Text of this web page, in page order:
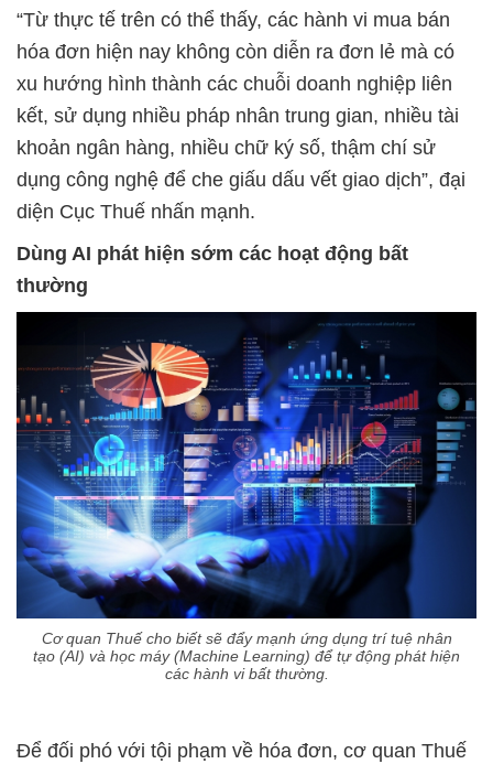
“Từ thực tế trên có thể thấy, các hành vi mua bán
hóa đơn hiện nay không còn diễn ra đơn lẻ mà có
xu hướng hình thành các chuỗi doanh nghiệp liên
kết, sử dụng nhiều pháp nhân trung gian, nhiều tài
khoản ngân hàng, nhiều chữ ký số, thậm chí sử
dụng công nghệ để che giấu dấu vết giao dịch”, đại
diện Cục Thuế nhấn mạnh.
Dùng AI phát hiện sớm các hoạt động bất
thường
Cơ quan Thuế cho biết sẽ đẩy mạnh ứng dụng trí tuệ nhân
tạo (AI) và học máy (Machine Learning) để tự động phát hiện
các hành vi bất thường.
Để đối phó với tội phạm về hóa đơn, cơ quan Thuế